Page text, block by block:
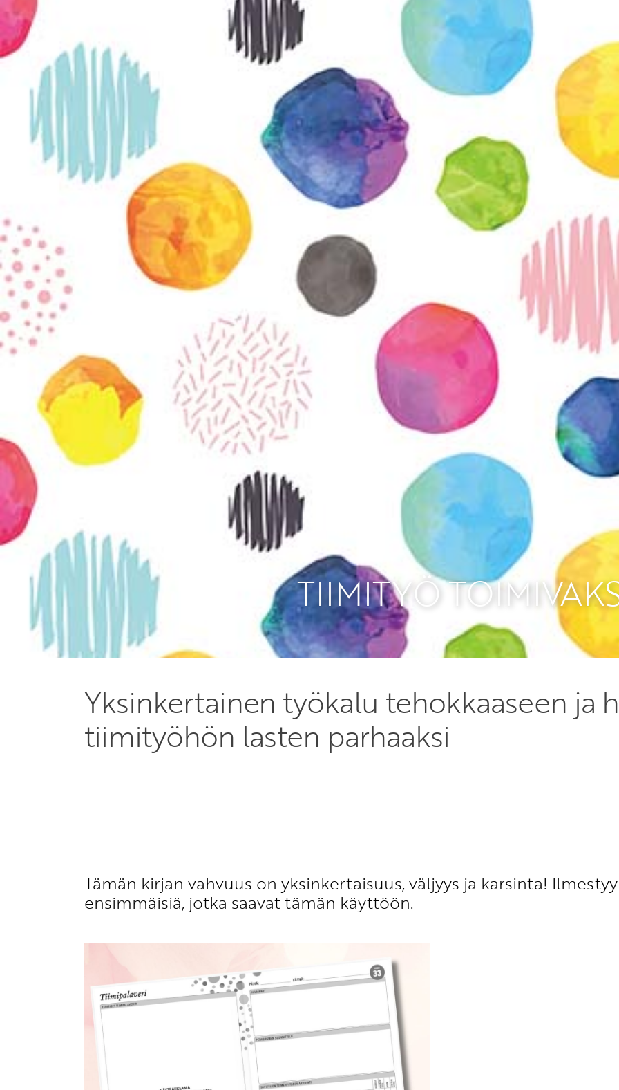
Etkö ole vielä
Liity tästä!
TIIMITYÖ
Yksinkertainen työkalu tehokkaaseen ja
tiimityöhön lasten parhaaksi
Tämän kirjan vahvuus on yksinkertaisuus, väljyys ja karsinta!
ensimmäisiä, jotka saavat tämän käyttöön.